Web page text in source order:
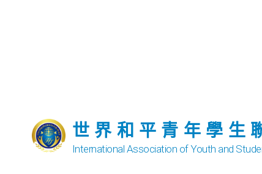
世界和平青年學生
International Association of Youth and